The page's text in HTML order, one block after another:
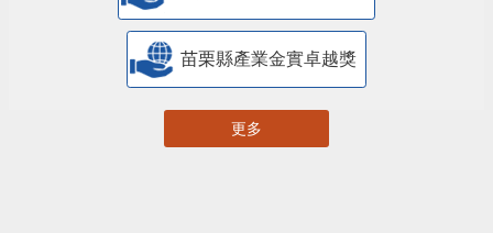
苗栗縣產業金實卓越獎
更多